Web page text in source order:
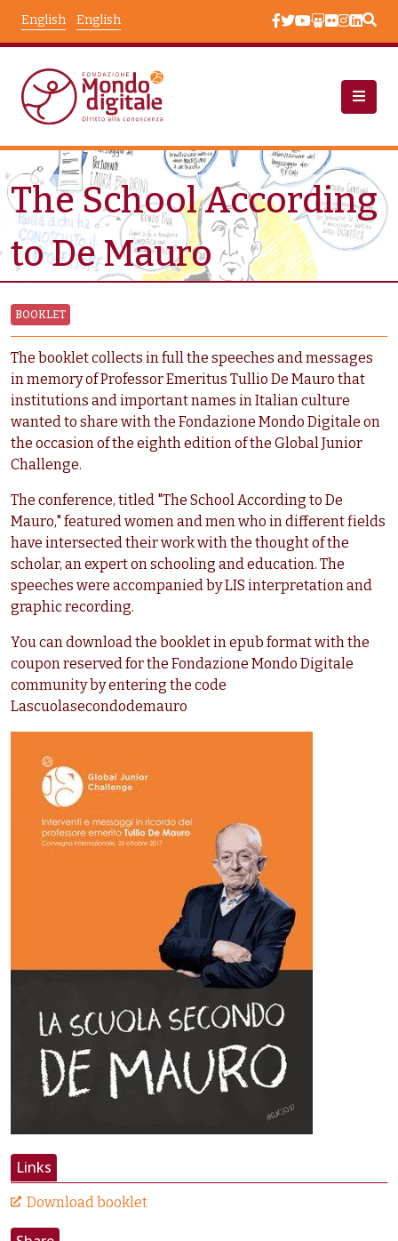
English
English
Node View Resources Node View
The School According
to De Mauro
BOOKLET
The booklet collects in full the speeches and messages
in memory of Professor Emeritus Tullio De Mauro that
institutions and important names in Italian culture
wanted to share with the Fondazione Mondo Digitale on
the occasion of the eighth edition of the Global Junior
Challenge.
The conference, titled "The School According to De
Mauro," featured women and men who in different fields
have intersected their work with the thought of the
scholar, an expert on schooling and education. The
speeches were accompanied by LIS interpretation and
graphic recording.
You can download the booklet in epub format with the
coupon reserved for the Fondazione Mondo Digitale
community by entering the code
Lascuolasecondodemauro
Links
Download booklet